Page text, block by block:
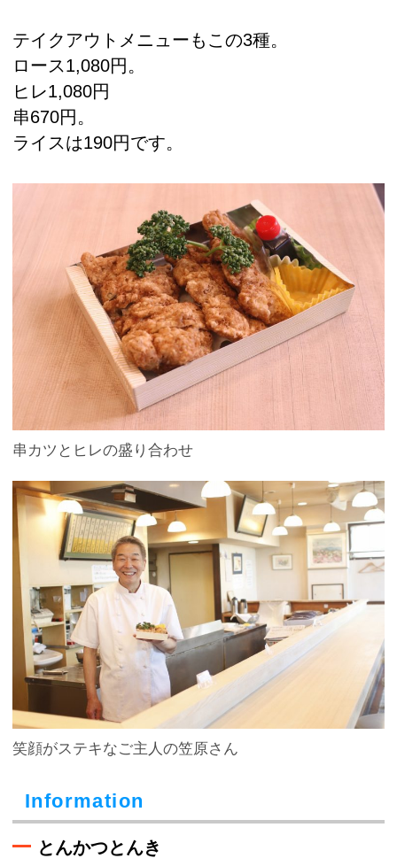
テイクアウトメニューもこの3種。
ロース1,080円。
ヒレ1,080円
串670円。
ライスは190円です。
串カツとヒレの盛り合わせ
笑顔がステキなご主人の笠原さん
Information
とんかつとんき